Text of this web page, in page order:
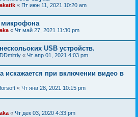
akatik « Пт июн 11, 2021 10:20 am
микрофона
aka « Чт май 27, 2021 11:30 pm
USB устройств.
DDmitriy « Чт апр 01, 2021 4:03 pm
искажается при включении видео в
forsoft « Чт янв 28, 2021 10:15 pm
aka « Чт дек 03, 2020 4:33 pm